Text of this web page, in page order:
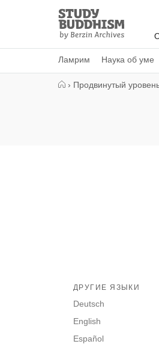
Study
Buddhism
Home
Ламрим Наука об уме
› Продвинутый
ДРУГИЕ ЯЗЫКИ
Deutsch
English
Español